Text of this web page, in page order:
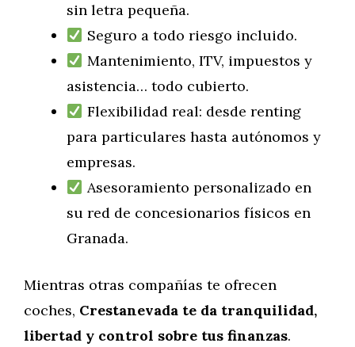
sin letra pequeña.
Seguro a todo riesgo incluido.
Mantenimiento, ITV, impuestos y
asistencia… todo cubierto.
Flexibilidad real: desde renting
para particulares hasta autónomos y
empresas.
Asesoramiento personalizado en
su red de concesionarios físicos en
Granada.
Mientras otras compañías te ofrecen
coches, Crestanevada te da tranquilidad,
libertad y control sobre tus finanzas.